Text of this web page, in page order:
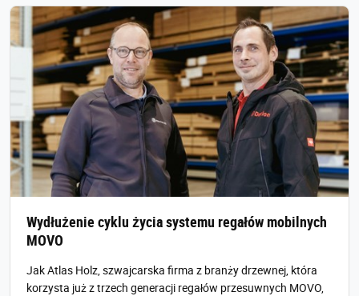
Wydłużenie cyklu życia systemu regałów mobilnych
MOVO
Jak Atlas Holz, szwajcarska firma z branży drzewnej, która
korzysta już z trzech generacji regałów przesuwnych MOVO,